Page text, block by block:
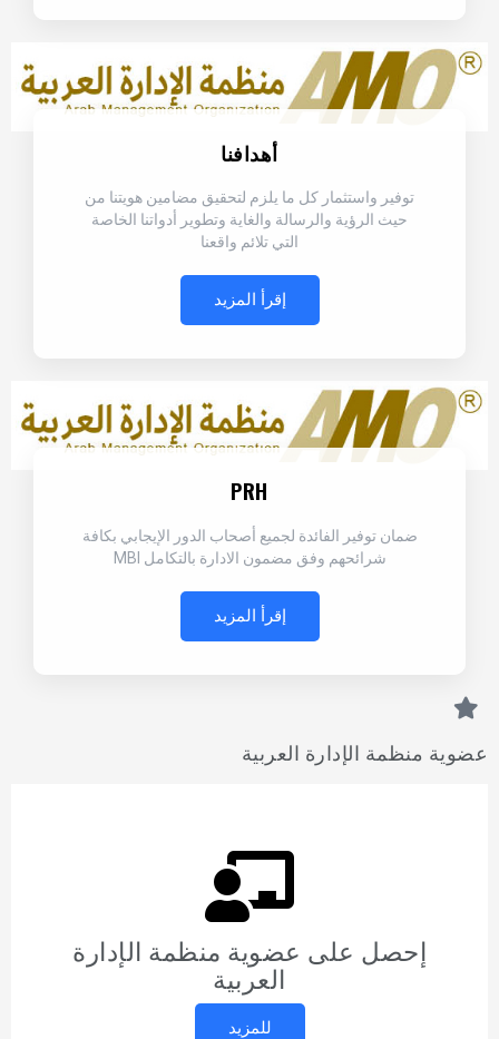
أهدافنا
توفير واستثمار كل ما يلزم لتحقيق مضامين هويتنا من
حيث الرؤية والرسالة والغاية وتطوير أدواتنا الخاصة
التي تلائم واقعنا
إقرأ المزيد
PRH
ضمان توفير الفائدة لجميع أصحاب الدور الإيجابي بكافة
شرائحهم وفق مضمون الادارة بالتكامل MBI
إقرأ المزيد
عضوية منظمة الإدارة العربية
إحصل على عضوية منظمة الإدارة
العربية
للمزيد